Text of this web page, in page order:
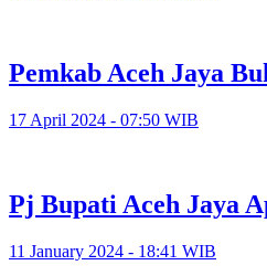
Pemkab Aceh Jaya
17 April 2024 - 07:50 WIB
Pj Bupati Aceh Jaya
11 January 2024 - 18:41 WIB